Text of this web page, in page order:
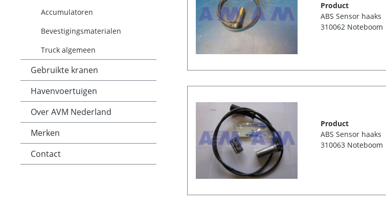
Accumulatoren
Bevestigingsmaterialen
Truck algemeen
Gebruikte kranen
Havenvoertuigen
Over AVM Nederland
Merken
Contact
Product
ABS Sensor haaks
310062 Noteboom
Product
ABS Sensor haaks
310063 Noteboom